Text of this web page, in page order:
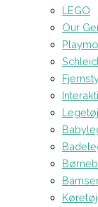
LEGO
Our